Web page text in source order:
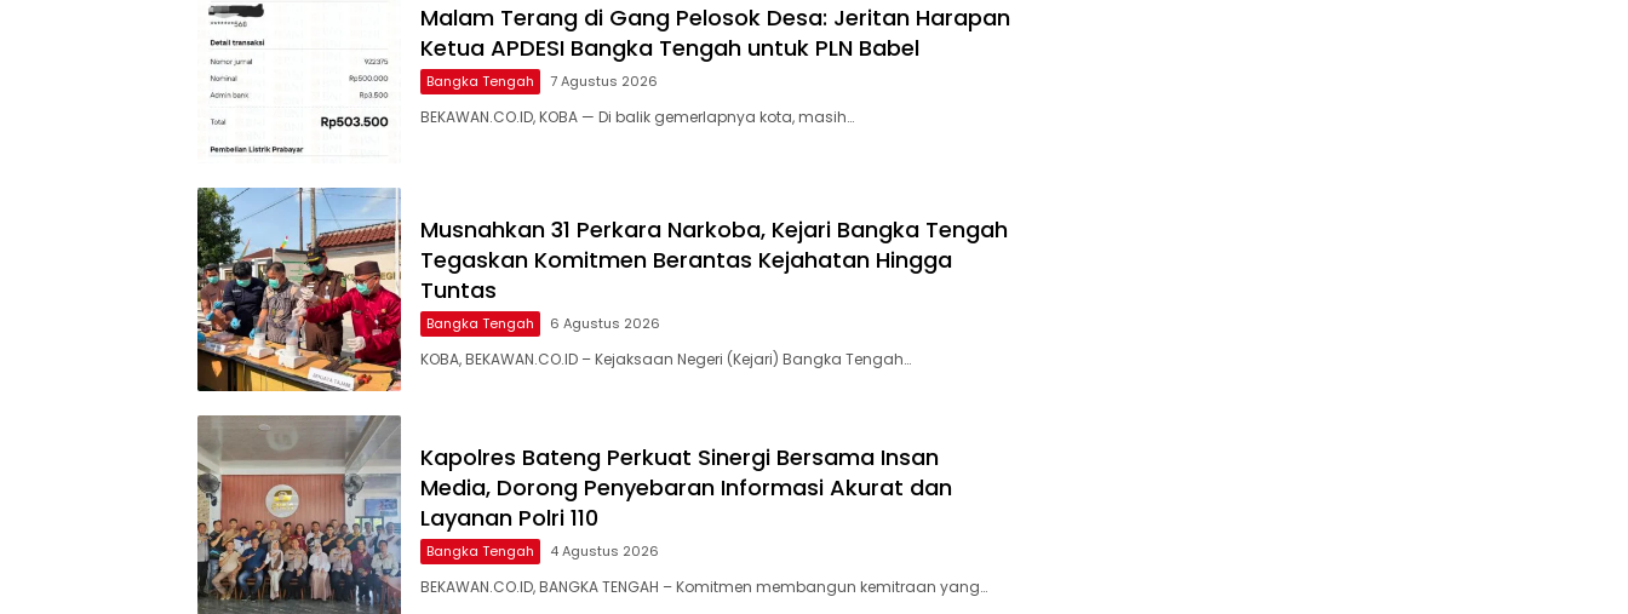
Malam Terang di Gang Pelosok Desa: Jeritan Harapan
Ketua APDESI Bangka Tengah untuk PLN Babel
Bangka Tengah 7 Agustus 2026
BEKAWAN.CO.ID, KOBA — Di balik gemerlapnya kota, masih…
Musnahkan 31 Perkara Narkoba, Kejari Bangka Tengah
Tegaskan Komitmen Berantas Kejahatan Hingga
Tuntas
Bangka Tengah 6 Agustus 2026
KOBA, BEKAWAN.CO.ID – Kejaksaan Negeri (Kejari) Bangka Tengah…
‎Kapolres Bateng Perkuat Sinergi Bersama Insan
Media, Dorong Penyebaran Informasi Akurat dan
Layanan Polri 110
Bangka Tengah 4 Agustus 2026
BEKAWAN.CO.ID, BANGKA TENGAH – Komitmen membangun kemitraan yang…